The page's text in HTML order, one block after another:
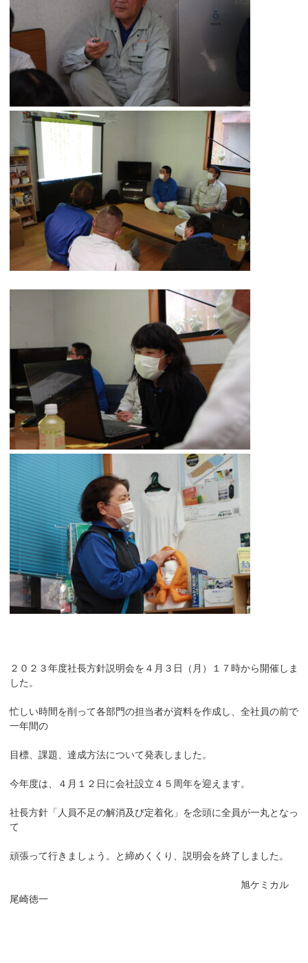
２０２３年度社長方針説明会を４月３日（月）１７時から開催しま
した。
忙しい時間を削って各部門の担当者が資料を作成し、全社員の前で
一年間の
目標、課題、達成方法について発表しました。
今年度は、４月１２日に会社設立４５周年を迎えます。
社長方針「人員不足の解消及び定着化」を念頭に全員が一丸となっ
て
頑張って行きましょう。と締めくくり、説明会を終了しました。
旭ケミカル
尾崎徳一